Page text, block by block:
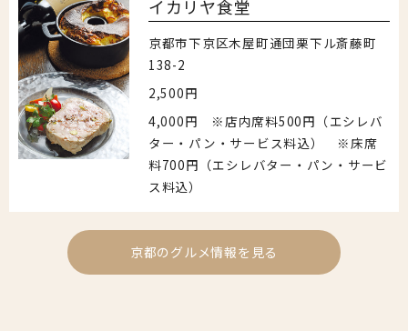
イカリヤ食堂
京都市下京区木屋町通団栗下ル斎藤町
138-2
2,500円
4,000円 ※店内席料500円（エシレバ
ター・パン・サービス料込） ※床席
料700円（エシレバター・パン・サービ
ス料込）
京都のグルメ情報を見る